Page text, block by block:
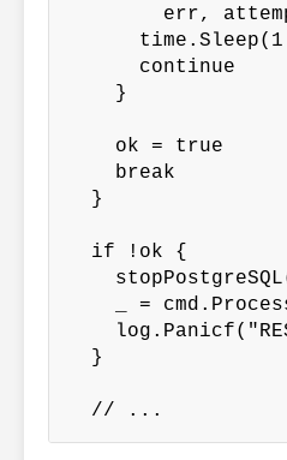
err,
      continue
    }
    ok = true
    break
  }
  if !ok {
_ =
  }
  // ...